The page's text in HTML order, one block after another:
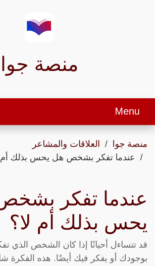
منصة جوا
Menu
منصة جوا
العلاقات والمشاعر
عندما تفكر بشخص هل يحس بذلك أم
عندما تفكر
يحس بذلك أم لا؟
قد تتساءل أحيانًا إذا كان الشخص الذي
بوجودك أو يفكر فيك أيضًا. هذه الفكرة